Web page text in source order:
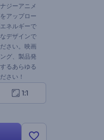
ジーアニメ
アップロー
ネルギーで
デザインで
さい。映画
グ、製品発
るあらゆる
さい！
1:1